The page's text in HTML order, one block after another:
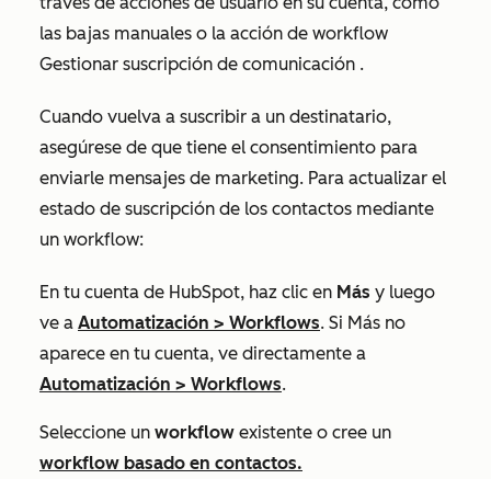
las bajas manuales o la acción de workflow
Gestionar suscripción de comunicación .
Cuando vuelva a suscribir a un destinatario,
asegúrese de que tiene el consentimiento para
enviarle mensajes de marketing. Para actualizar el
estado de suscripción de los contactos mediante
un workflow:
En tu cuenta de HubSpot, haz clic en Más y luego
ve a Automatización > Workflows. Si Más no
aparece en tu cuenta, ve directamente a
Automatización > Workflows.
Seleccione un workflow existente o cree un
workflow basado en contactos.